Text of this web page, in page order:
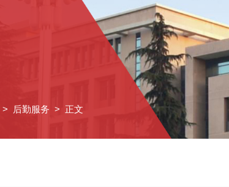
> 后勤服务 > 正文